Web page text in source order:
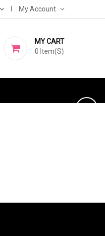
My Account
MY CART
0 Item(s)